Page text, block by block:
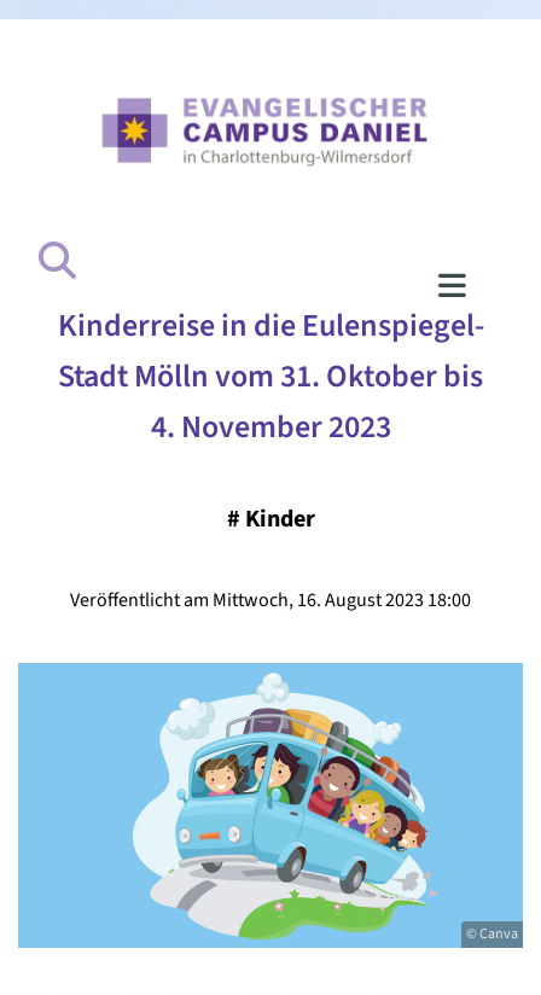
Kinderreise in die Eulenspiegel-
Stadt Mölln vom 31. Oktober bis
4. November 2023
# Kinder
Veröffentlicht am Mittwoch, 16. August 2023 18:00
© Canva